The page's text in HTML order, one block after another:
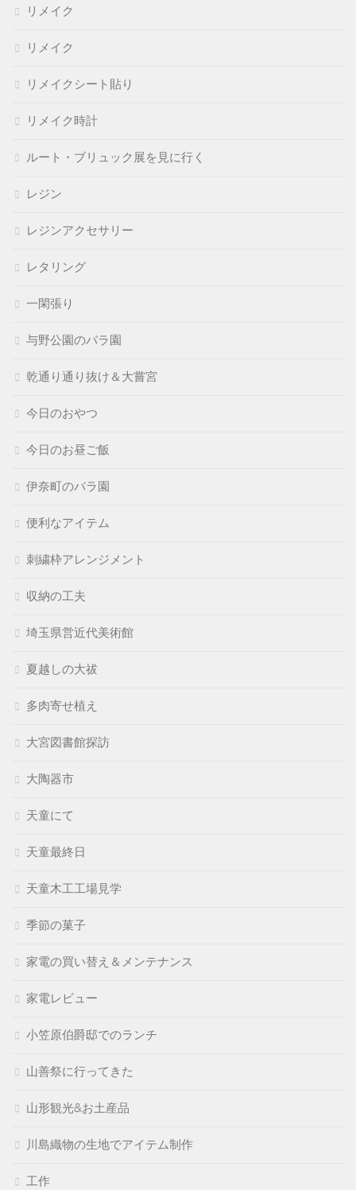
リメイク
リメイク
リメイクシート貼り
リメイク時計
ルート・ブリュック展を見に行く
レジン
レジンアクセサリー
レタリング
一閑張り
与野公園のバラ園
乾通り通り抜け＆大嘗宮
今日のおやつ
今日のお昼ご飯
伊奈町のバラ園
便利なアイテム
刺繍枠アレンジメント
収納の工夫
埼玉県営近代美術館
夏越しの大祓
多肉寄せ植え
大宮図書館探訪
大陶器市
天童にて
天童最終日
天童木工工場見学
季節の菓子
家電の買い替え＆メンテナンス
家電レビュー
小笠原伯爵邸でのランチ
山善祭に行ってきた
山形観光&お土産品
川島織物の生地でアイテム制作
工作